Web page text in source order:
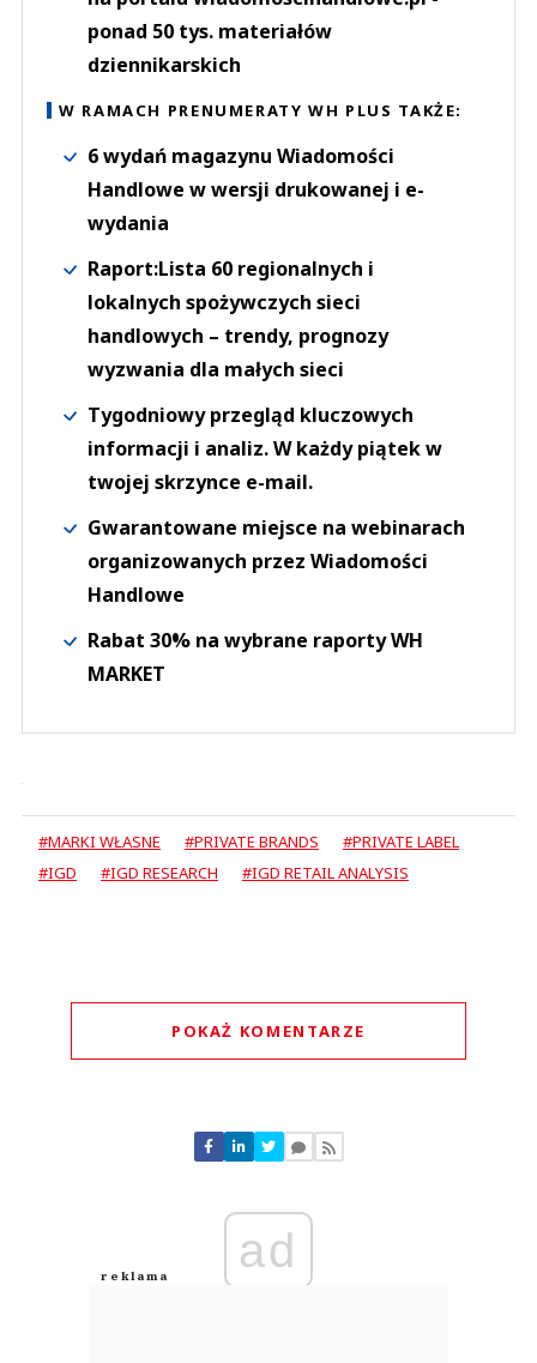
ponad 50 tys. materiałów
dziennikarskich
W RAMACH PRENUMERATY WH PLUS TAKŻE:
6 wydań magazynu Wiadomości
Handlowe w wersji drukowanej i e-
wydania
Raport:Lista 60 regionalnych i
lokalnych spożywczych sieci
handlowych – trendy, prognozy
wyzwania dla małych sieci
Tygodniowy przegląd kluczowych
informacji i analiz. W każdy piątek w
twojej skrzynce e-mail.
Gwarantowane miejsce na webinarach
organizowanych przez Wiadomości
Handlowe
Rabat 30% na wybrane raporty WH
MARKET
#MARKI WŁASNE #PRIVATE BRANDS
#PRIVATE LABEL
#IGD
#IGD RESEARCH #IGD RETAIL ANALYSIS
POKAŻ KOMENTARZE
Nie znaleziono komentarzy
Zostaw swoje komentarze
Anuluj
ad